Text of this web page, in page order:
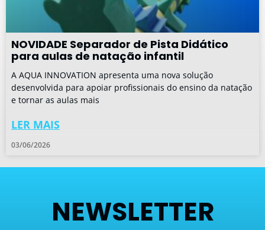
NOVIDADE Separador de Pista Didático
para aulas de natação infantil
A AQUA INNOVATION apresenta uma nova solução
desenvolvida para apoiar profissionais do ensino da natação
e tornar as aulas mais
LER MAIS
03/06/2026
NEWSLETTER